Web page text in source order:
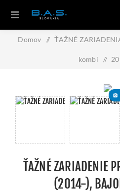
Domov / ŤAŽNÉ
kombi /
ŤAŽNÉ ZARIADENIE
(2014-),